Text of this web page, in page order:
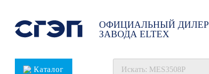
ОФИЦИАЛЬНЫЙ ДИЛЕР
ЗАВОДА ELTEX
Каталог